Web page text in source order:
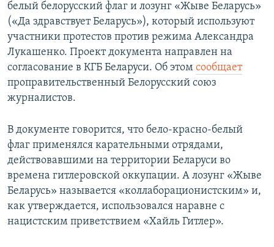
белый белорусский флаг и лозунг «Жыве Беларусь»
(«Да здравствует Беларусь»), который используют
участники протестов против режима Александра
Лукашенко. Проект документа направлен на
согласование в КГБ Беларуси. Об этом сообщает
проправительственный Белорусский союз
журналистов.
В документе говорится, что бело-красно-белый
флаг применялся карательными отрядами,
действовавшими на территории Беларуси во
времена гитлеровской оккупации. А лозунг «Жыве
Беларусь» называется «коллаборационистским» и,
как утверждается, использовался наравне с
нацистским приветствием «Хайль Гитлер».